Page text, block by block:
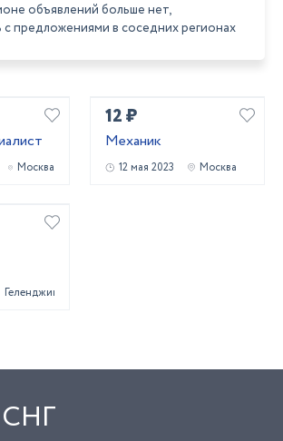
объявлений больше нет,
с предложениями в соседних регионах
Москва
12 ₽
Механик
12 мая 2023 Москва
Геленджик